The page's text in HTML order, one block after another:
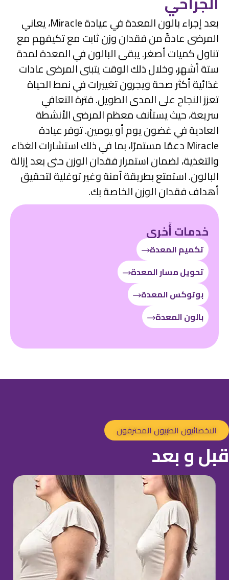
بعد إجراء بالون المعدة في عيادة Miracle، يعاني
المرضى عادةً من فقدان وزن ثابت مع تكيفهم مع
تناول كميات أصغر. يبقى البالون في المعدة لمدة
ستة أشهر، وخلال ذلك الوقت يتبنى المرضى عادات
غذائية أكثر صحة ويجرون تغييرات في نمط الحياة
تعزز النجاح على المدى الطويل. فترة التعافي
سريعة، حيث يستأنف معظم المرضى الأنشطة
العادية في غضون يوم أو يومين. توفر عيادة
Miracle دعمًا مستمرًا، بما في ذلك استشارات الغذاء
والتغذية، لضمان استمرار فقدان الوزن حتى بعد إزالة
البالون. استمتع بطريقة آمنة وغير توغلية لتحقيق
أهداف فقدان الوزن الخاصة بك.
خدمات أُخرى
تكميم المعدة
تحويل مسار المعدة
بوتوكس المعدة
بالون المعدة
الاخصائيون الطبيون المحترفون
قبل و بعد